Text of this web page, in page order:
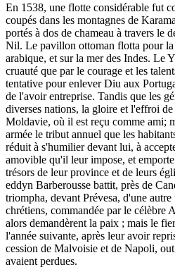
En 1538, une flotte considérable fut
coupés dans les montagnes de
portés à dos de chameau à travers le
Nil. Le pavillon ottoman flotta pour
arabique, et sur la mer des Indes. Le
cruauté que par le courage et les
tentative pour enlever Diu aux
de l'avoir entreprise. Tandis que les
diverses nations, la gloire et l'effroi
Moldavie, où il est reçu comme ami;
armée le tribut annuel que les
réduit à s'humilier devant lui, à
amovible qu'il leur impose, et
trésors de leur province et de leurs
eddyn Barberousse battit, près de
triompha, devant Prévesa, d'une
chrétiens, commandée par le célèbre
alors demandèrent la paix ; mais le
l'année suivante, après leur avoir
cession de Malvoisie et de Napoli,
avaient perdues.